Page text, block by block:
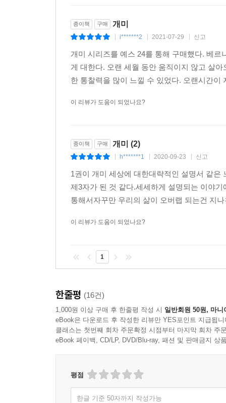
종이책 구매 개미
i*******2 2021-07-29 신고
개미 시리즈를 예스 24를 통해 구매했다. 베
게 대한다. 오랜 세월 동안 움직이지 않고 살
한 통찰력을 많이 느낄 수 있었다. 오랜시간
이 리뷰가 도움이 되었나요?
종이책 구매 개미 (2)
h*******1 2020-09-23 신고
1권이 개미 세상에 대한대략적인 설명서 같
제3자가 된 것 같다.세세하게 설명되는 이야
통해서자꾸만 우리의 삶이 오버랩 되는건 지
이 리뷰가 도움이 되었나요?
1
한줄평 (16건)
1,000원 이상 구매 후 한줄평 작성 시 일반회원 50원, 마니
eBook은 다운로드 후 작성한 리뷰만 YES포인트 지급됩니
클래스는 첫번째 회차 주문확정 시점부터 마지막 회차 주
eBook 페이백, CD/LP, DVD/Blu-ray, 패션 및 판매금지 상
평점
한글 기준 50자까지 작성가능